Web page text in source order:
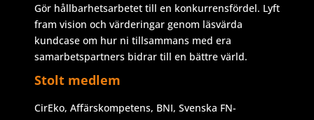
Gör hållbarhetsarbetet till en konkurrensfördel. Lyft
fram vision och värderingar genom läsvärda
kundcase om hur ni tillsammans med era
samarbetspartners bidrar till en bättre värld.
Stolt medlem
CirEko, Affärskompetens, BNI, Svenska FN-